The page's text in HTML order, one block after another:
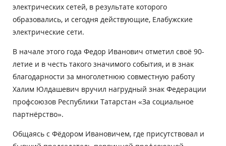
электрических сетей, в результате которого
образовались, и сегодня действующие, Елабужские
электрические сети.
В начале этого года Федор Иванович отметил своё 90-
летие и в честь такого значимого события, и в знак
благодарности за многолетнюю совместную работу
Халим Юлдашевич вручил нагрудный знак Федерации
профсоюзов Республики Татарстан «За социальное
партнёрство».
Общаясь с Фёдором Ивановичем, где присутствовал и